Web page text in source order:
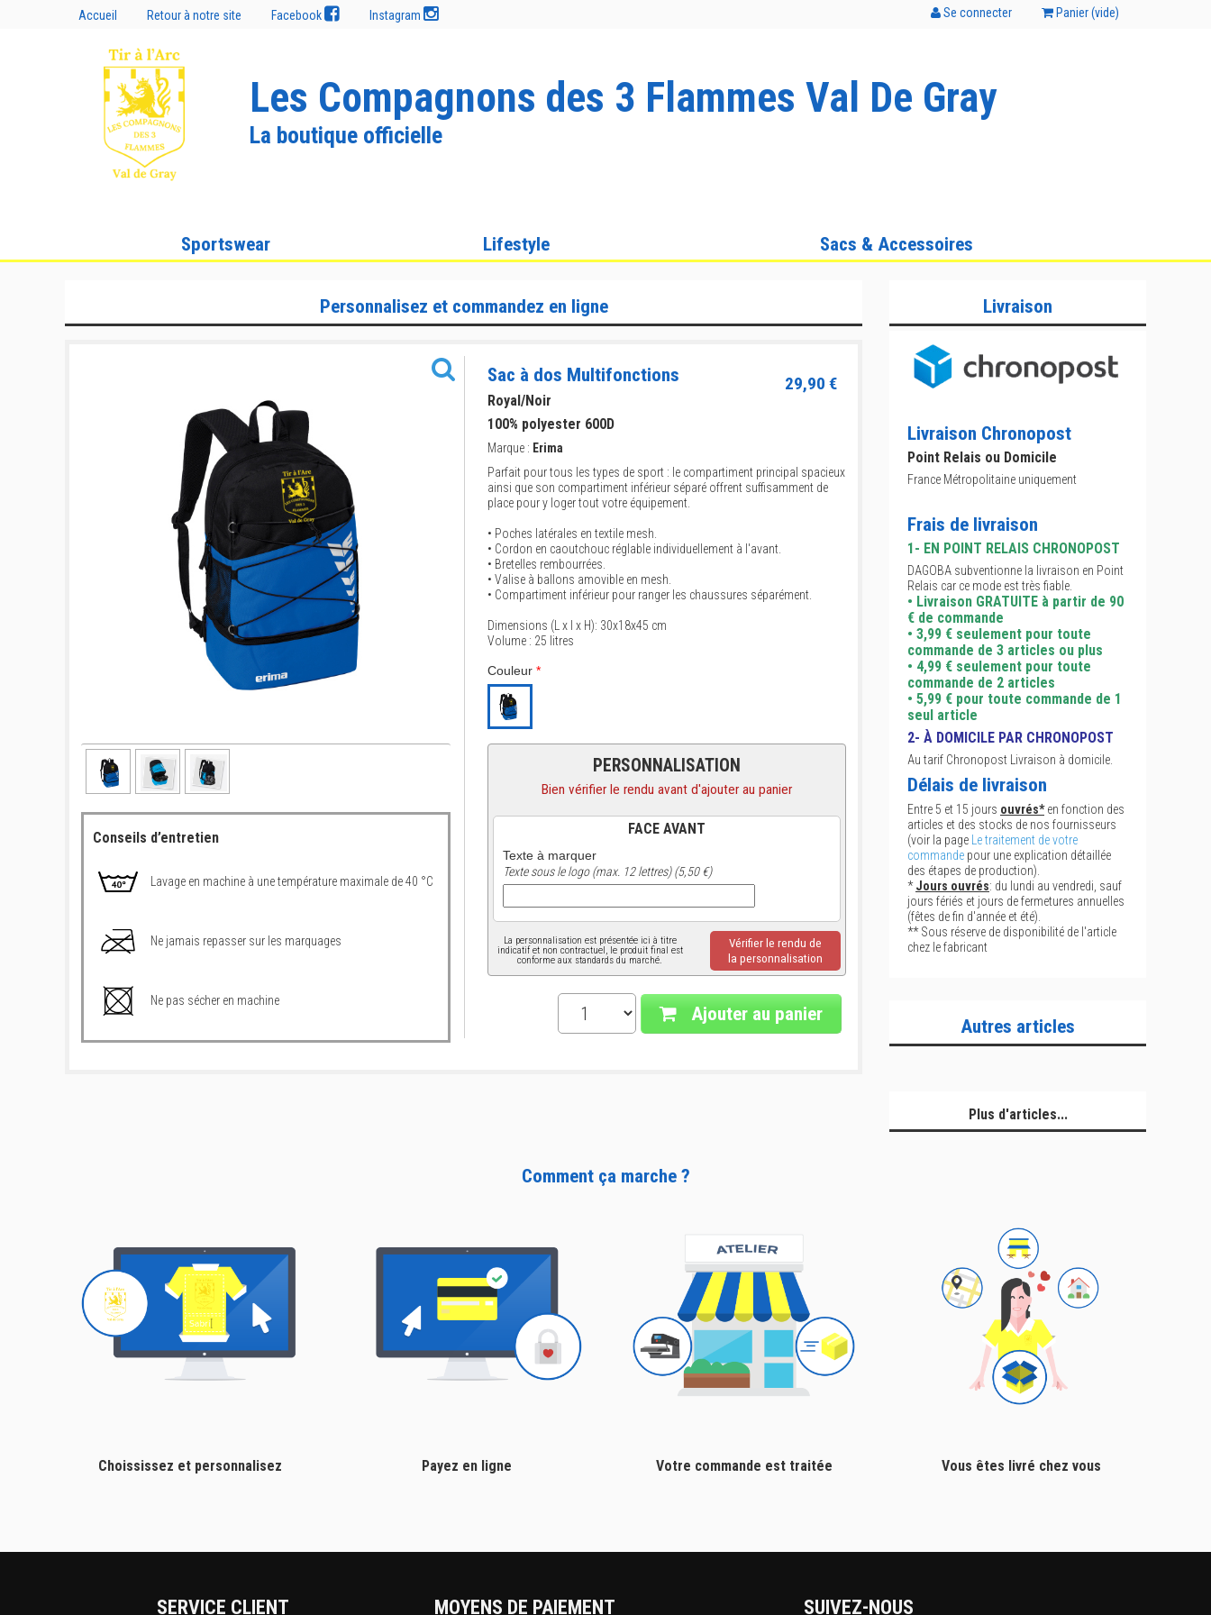
Accueil Retour à notre site Facebook Instagram Se connecter Panier (vide)
Les Compagnons des 3 Flammes Val De Gray
La boutique officielle
Sportswear Lifestyle Sacs & Accessoires
Personnalisez et commandez en ligne
Conseils d’entretien
Lavage en machine à une température maximale de 40 °C
Ne jamais repasser sur les marquages
Ne pas sécher en machine
Sac à dos Multifonctions 29,90 €
Royal/Noir
100% polyester 600D
Marque : Erima
Parfait pour tous les types de sport : le compartiment principal spacieux
ainsi que son compartiment inférieur séparé offrent suffisamment de
place pour y loger tout votre équipement.
• Poches latérales en textile mesh.
• Cordon en caoutchouc réglable individuellement à l'avant.
• Bretelles rembourrées.
• Valise à ballons amovible en mesh.
• Compartiment inférieur pour ranger les chaussures séparément.
Dimensions (L x l x H): 30x18x45 cm
Volume : 25 litres
Couleur*
PERSONNALISATION
Bien vérifier le rendu avant d'ajouter au panier
FACE AVANT
Texte à marquer
Texte sous le logo (max. 12 lettres) (5,50 €)
La personnalisation est présentée ici à titre
indicatif et non contractuel, le produit final est
conforme aux standards du marché.
Vérifier le rendu de
la personnalisation
Ajouter au panier
Livraison
Livraison Chronopost
Point Relais ou Domicile
France Métropolitaine uniquement
Frais de livraison
1- EN POINT RELAIS CHRONOPOST
DAGOBA subventionne la livraison en Point
Relais car ce mode est très fiable.
• Livraison GRATUITE à partir de 90
€ de commande
• 3,99 € seulement pour toute
commande de 3 articles ou plus
• 4,99 € seulement pour toute
commande de 2 articles
• 5,99 € pour toute commande de 1
seul article
2- À DOMICILE PAR CHRONOPOST
Au tarif Chronopost Livraison à domicile.
Délais de livraison
Entre 5 et 15 jours ouvrés*en fonction des
articles et des stocks de nos fournisseurs
(voir la page
Le traitement de votre
commande pour une explication détaillée
des étapes de production).
*Jours ouvrés: du lundi au vendredi, sauf
jours fériés et jours de fermetures annuelles
(fêtes de fin d'année et été).
** Sous réserve de disponibilité de l'article
chez le fabricant
Autres articles
Plus d'articles...
Comment ça marche ?
Choississez et personnalisez Payez en ligne Votre commande est traitée Vous êtes livré chez vous
SERVICE CLIENT MOYENS DE PAIEMENT SUIVEZ-NOUS